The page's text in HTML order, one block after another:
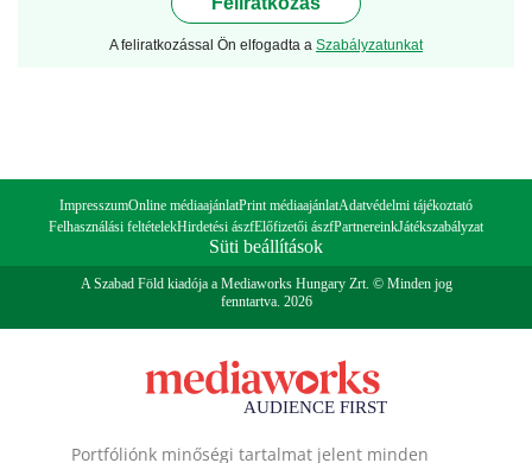
A feliratkozással Ön elfogadta a Szabályzatunkat
ImpresszumOnline médiaajánlatPrint médiaajánlatAdatvédelmi tájékoztató
Felhasználási feltételekHirdetési ászfElőfizetői ászfPartnereinkJátékszabályzat
Süti beállítások
A Szabad Föld kiadója a Mediaworks Hungary Zrt. © Minden jog
fenntartva. 2026
Portfóliónk minőségi tartalmat jelent minden